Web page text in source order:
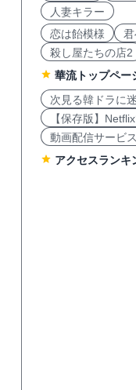
人妻キラー
恋は飴模様
殺し屋たちの店2
華流トップペー
次見る韓ドラに
【保存版】
動画配信サービ
アクセスランキ